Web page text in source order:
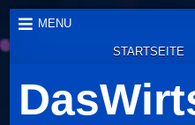
Skip
to
content
MENU
STARTSEITE